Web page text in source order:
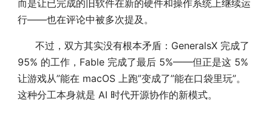
而是让已完成的旧软件在新的硬件和操作系统上继续运
行——也在评论中被多次提及。
不过，双方其实没有根本矛盾：GeneralsX 完成了
95% 的工作，Fable 完成了最后 5%——但正是这 5%
让游戏从”能在 macOS 上跑”变成了”能在口袋里玩”。
这种分工本身就是 AI 时代开源协作的新模式。